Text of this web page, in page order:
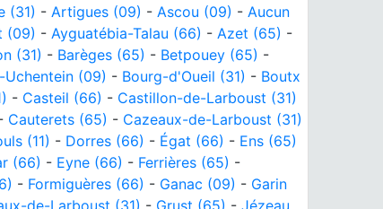
(31) - Artigues (09) - Ascou (09) - Aucun
(09) - Ayguatébia-Talau (66) - Azet (65) -
(31) - Barèges (65) - Betpouey (65) -
Uchentein (09) - Bourg-d'Oueil (31) - Boutx
- Casteil (66) - Castillon-de-Larboust (31)
Cauterets (65) - Cazeaux-de-Larboust (31)
(11) - Dorres (66) - Égat (66) - Ens (65)
(66) - Eyne (66) - Ferrières (65) -
- Formiguères (66) - Ganac (09) - Garin
de-Larboust (31) - Grust (65) - Jézeau